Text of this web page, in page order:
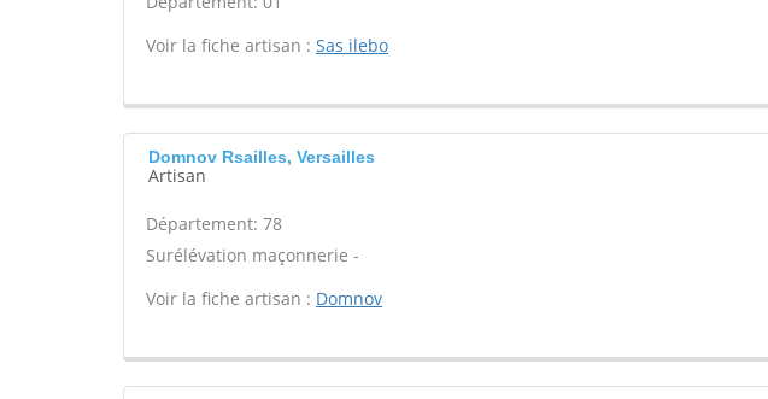
Voir la fiche artisan : Sas ilebo
Domnov Rsailles, Versailles
Artisan
Département: 78
Surélévation maçonnerie -
Voir la fiche artisan : Domnov